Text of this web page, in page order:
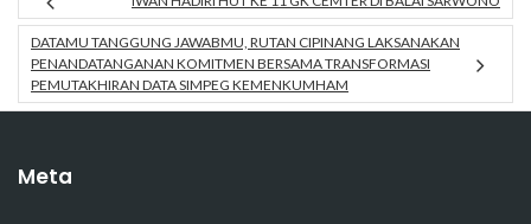
DATAMU TANGGUNG JAWABMU, RUTAN CIPINANG LAKSANAKAN
PENANDATANGANAN KOMITMEN BERSAMA TRANSFORMASI
PEMUTAKHIRAN DATA SIMPEG KEMENKUMHAM
Meta